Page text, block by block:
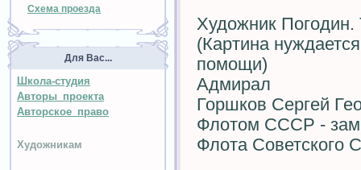
Схема проезда
Для Вас...
Школа-студия
Авторы проекта
Авторское право
Художникам
Художник Погодин.
(Картина
помощи)
Адмирал
Горшков Сергей
Флотом СССР -
Флота Советского